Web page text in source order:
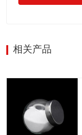
相关产品